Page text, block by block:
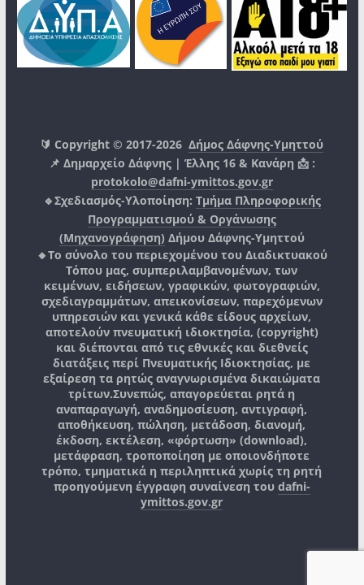
🔰 Copyright © 2017-2026Δήμος Δάφνης-Υμηττού
📌 Δημαρχείο Δάφνης | Έλλης 16 & Κανάρη 📩 :
protokolo@dafni-ymittos.gov.gr
🔹Σχεδιασμός-Υλοποίηση: Τμήμα Πληροφορικής
Προγραμματισμού & Οργάνωσης
(Μηχανογράφηση) Δήμου Δάφνης-Υμηττού
🔸Το σύνολο του περιεχομένου του Διαδικτυακού
Τόπου μας, συμπεριλαμβανομένων, των
κειμένων, ειδήσεων, γραφικών, φωτογραφιών,
σχεδιαγραμμάτων, απεικονίσεων, παρεχόμενων
υπηρεσιών και γενικά κάθε είδους αρχείων,
αποτελούν πνευματική ιδιοκτησία, (copyright)
και διέπονται από τις εθνικές και διεθνείς
διατάξεις περί Πνευματικής Ιδιοκτησίας, με
εξαίρεση τα ρητώς αναγνωρισμένα δικαιώματα
τρίτων.Συνεπώς, απαγορεύεται ρητά η
αναπαραγωγή, αναδημοσίευση, αντιγραφή,
αποθήκευση, πώληση, μετάδοση, διανομή,
έκδοση, εκτέλεση, «φόρτωση» (download),
μετάφραση, τροποποίηση με οποιονδήποτε
τρόπο, τμηματικά η περιληπτικά χωρίς τη ρητή
προηγούμενη έγγραφη συναίνεση του dafni-
ymittos.gov.gr